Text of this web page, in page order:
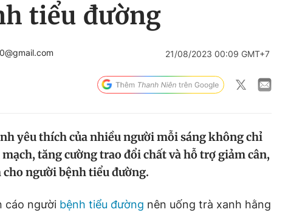
tiểu đường
21/08/2023 00:09 GMT+7
yêu thích của nhiều người mỗi sáng không chỉ
tăng cường trao đổi chất và hỗ trợ giảm cân,
người bệnh tiểu đường.
cáo người bệnh tiểu đường nên uống trà xanh hằng